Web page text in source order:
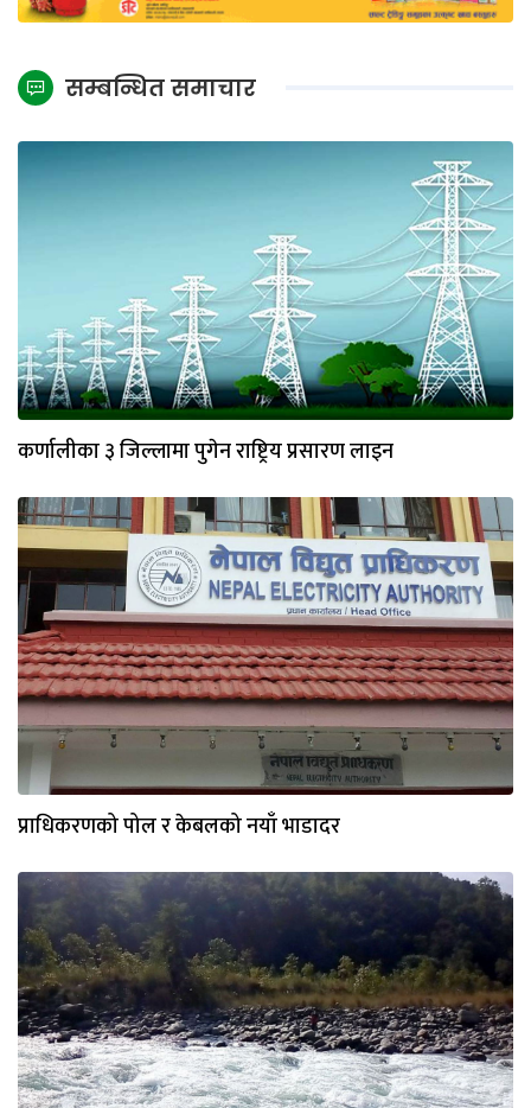
सम्बन्धित समाचार
कर्णालीका ३ जिल्लामा पुगेन राष्ट्रिय प्रसारण लाइन
प्राधिकरणको पोल र केबलको नयाँ भाडादर